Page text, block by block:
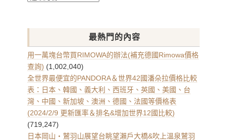
章
整
最熱門的內容
用一萬塊台幣買RIMOWA的辦法(補充德國Rimowa價格
查詢) (1,002,040)
全世界最便宜的PANDORA＆世界42國潘朵拉價格比較
表：日本、韓國、義大利、西班牙、英國、美國、台
灣、中國、新加坡、澳洲、德國、法國等價格表
(2024/2/9 更新匯率＆排名&增加世界12國比較)
(719,247)
日本岡山・鷲羽山展望台眺望瀨戶大橋&吹上溫泉鷲羽